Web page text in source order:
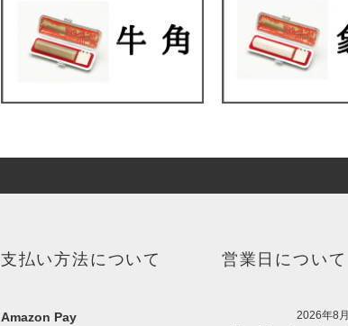
支払い方法について
Amazon Pay
営業日について
2026年8月